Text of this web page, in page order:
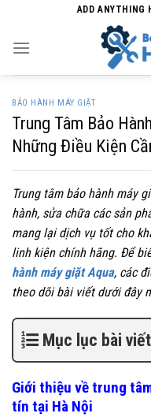
content
ADD ANYTHING
BẢO HÀNH MÁY GIẶT
Trung Tâm Bảo
Những Điều Kiện
Trung tâm bảo hành máy
hành, sửa chữa các sản
mang lại dịch vụ tốt cho
linh kiện chính hãng. Để
hành máy giặt Aqua, các
theo dõi bài viết dưới đây
Mục lục bài viết
Giới thiệu về trung
tín tại Hà Nội